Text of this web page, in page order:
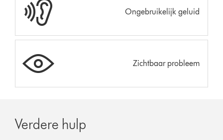
Ongebruikelijk geluid
Zichtbaar probleem
Verdere hulp